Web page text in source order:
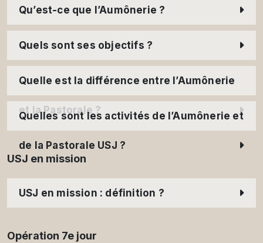
Qu’est-ce que l’Aumônerie ?
Quels sont ses objectifs ?
Quelle est la différence entre l’Aumônerie
et la Pastorale ?
Quelles sont les activités de l’Aumônerie et
de la Pastorale USJ ?
USJ en mission
USJ en mission : définition ?
Opération 7e jour